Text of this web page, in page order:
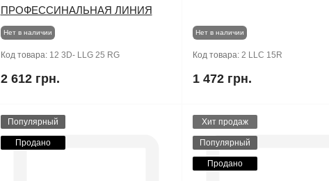
ПРОФЕССИНАЛЬНАЯ ЛИНИЯ
Нет в наличии
Код товара: 12 3D- LLG 25 RG
2 612 грн.
Нет в наличии
Код товара:2 LLC 15R
1 472 грн.
Популярный
Продано
Хит продаж
Популярный
Продано